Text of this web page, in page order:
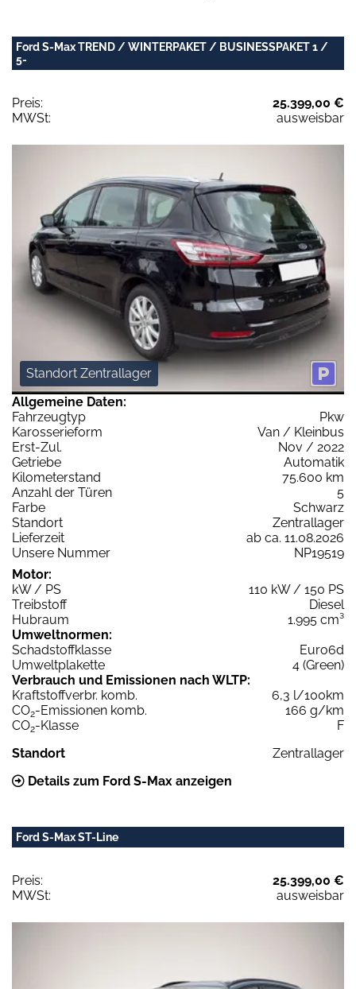
Ford S-Max TREND / WINTERPAKET / BUSINESSPAKET 1 /
5-
Preis:
25.399,00 €
MWSt:
ausweisbar
Standort Zentrallager
Allgemeine Daten:
Fahrzeugtyp
Pkw
Karosserieform
Van / Kleinbus
Erst-Zul.
Nov / 2022
Getriebe
Automatik
Kilometerstand
75.600 km
Anzahl der Türen
5
Farbe
Schwarz
Standort
Zentrallager
Lieferzeit
ab ca. 11.08.2026
Unsere Nummer
NP19519
Motor:
kW / PS
110 kW / 150 PS
Treibstoff
Diesel
Hubraum
1.995 cm³
Umweltnormen:
Schadstoffklasse
Euro6d
Umweltplakette
4 (Green)
Verbrauch und Emissionen nach WLTP:
Kraftstoffverbr. komb.
6,3 l/100km
CO2-Emissionen komb.
166 g/km
CO2-Klasse
F
Standort
Zentrallager
Details zum Ford S-Max anzeigen
Ford S-Max ST-Line
Preis:
25.399,00 €
MWSt:
ausweisbar